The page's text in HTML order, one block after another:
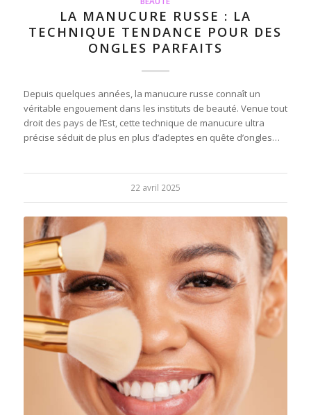
LA MANUCURE RUSSE : LA
TECHNIQUE TENDANCE POUR DES
ONGLES PARFAITS
Depuis quelques années, la manucure russe connaît un
véritable engouement dans les instituts de beauté. Venue tout
droit des pays de l’Est, cette technique de manucure ultra
précise séduit de plus en plus d’adeptes en quête d’ongles…
22 avril 2025